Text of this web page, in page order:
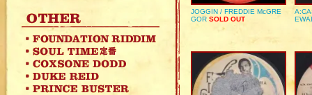
JOGGIN / FREDDIE McGRE
GOR SOLD OUT